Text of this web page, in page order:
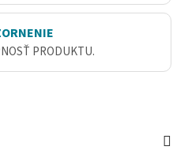
PRODUKTU.